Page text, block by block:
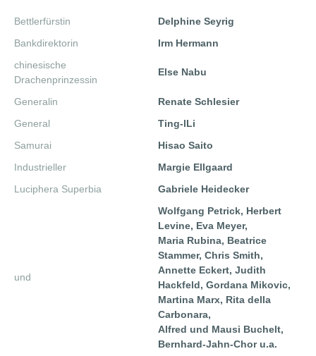
Bettlerfürstin
Delphine Seyrig
Bankdirektorin
Irm Hermann
chinesische
Drachenprinzessin
Else Nabu
Generalin
Renate Schlesier
General
Ting-lLi
Samurai
Hisao Saito
Industrieller
Margie Ellgaard
Luciphera Superbia
Gabriele Heidecker
und
Wolfgang Petrick, Herbert
Levine, Eva Meyer,
Maria Rubina, Beatrice
Stammer, Chris Smith,
Annette Eckert, Judith
Hackfeld, Gordana Mikovic,
Martina Marx, Rita della
Carbonara,
Alfred und Mausi Buchelt,
Bernhard-Jahn-Chor u.a.